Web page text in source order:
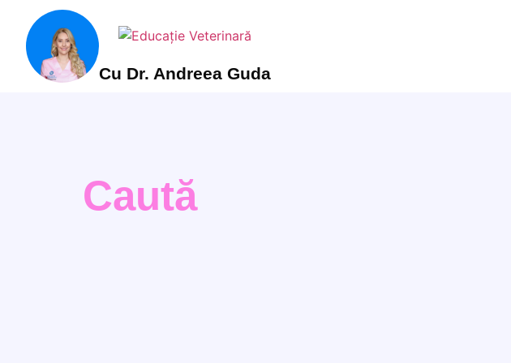
Cu Dr. Andreea Guda
Caută